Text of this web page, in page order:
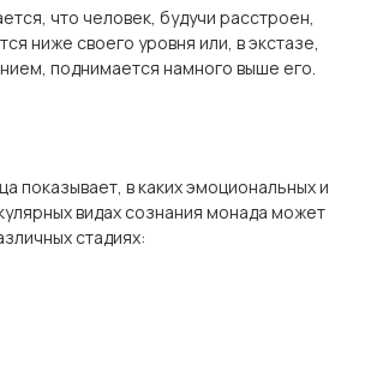
что человек, будучи расстроен,
ниже своего уровня или, в экстазе,
поднимается намного выше его.
показывает, в каких эмоциональных и
видах сознания монада может
стадиях: